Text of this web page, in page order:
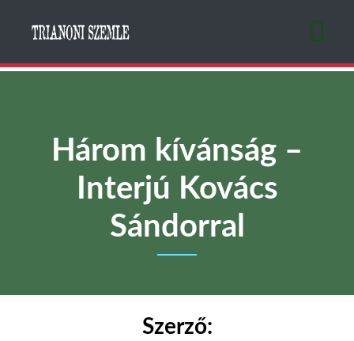
Három kívánság –
Interjú Kovács
Sándorral
Szerző: